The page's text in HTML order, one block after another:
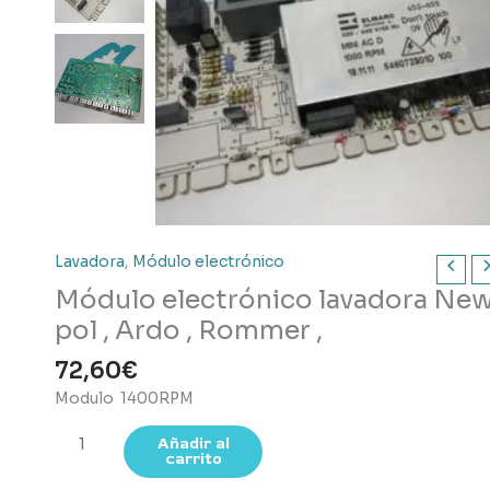
Lavadora, Módulo electrónico
Módulo electrónico lavadora
pol , Ardo , Rommer ,
72,60€
Modulo 1400RPM
Módulo
electrónico
Añadir al
carrito